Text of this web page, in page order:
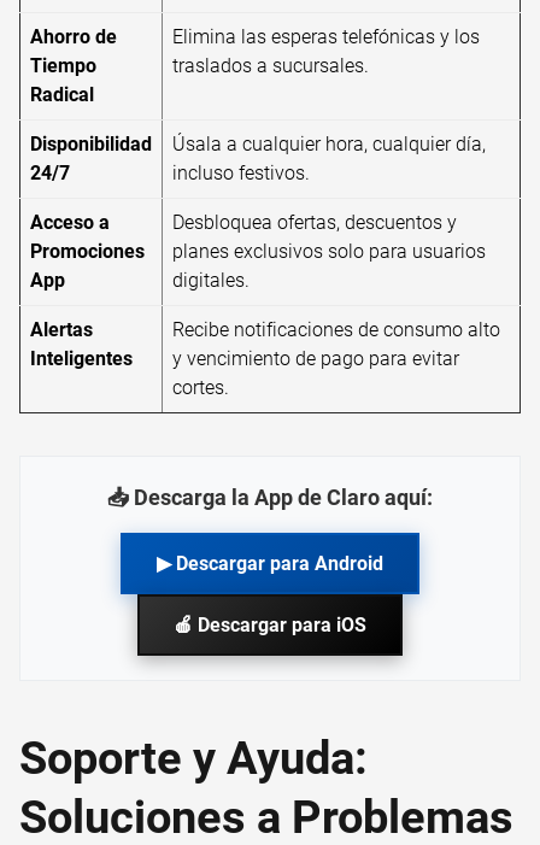
Ahorro de
Tiempo
Radical
Elimina las esperas telefónicas y los
traslados a sucursales.
Disponibilidad
24/7
Úsala a cualquier hora, cualquier día,
incluso festivos.
Acceso a
Promociones
App
Desbloquea ofertas, descuentos y
planes exclusivos solo para usuarios
digitales.
Alertas
Inteligentes
Recibe notificaciones de consumo alto
y vencimiento de pago para evitar
cortes.
📥 Descarga la App de Claro aquí:
▶ Descargar para Android
🍎 Descargar para iOS
Soporte y Ayuda:
Soluciones a Problemas